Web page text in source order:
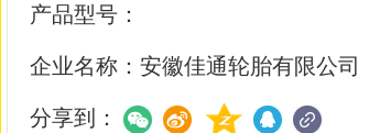
产品型号：
企业名称： 安徽佳通轮胎有限公司
分享到：